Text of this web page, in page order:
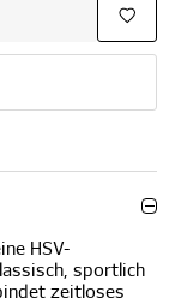
HSV-
sportlich
zeitloses